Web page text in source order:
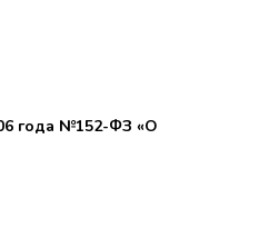
года №152-ФЗ «О